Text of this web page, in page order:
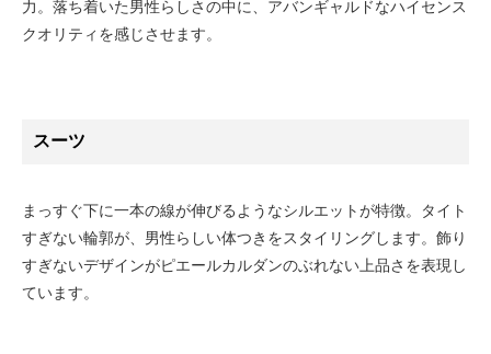
力。落ち着いた男性らしさの中に、アバンギャルドなハイセンス
クオリティを感じさせます。
スーツ
まっすぐ下に一本の線が伸びるようなシルエットが特徴。タイト
すぎない輪郭が、男性らしい体つきをスタイリングします。飾り
すぎないデザインがピエールカルダンのぶれない上品さを表現し
ています。